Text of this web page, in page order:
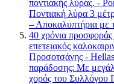
ποντιακής λύρας. -
Ποντιακή λύρα 3
– Αποκαλυπτήρια με
40 χρόνια
επετειακός
Προσοτσάνης -
παράδοσης: Με
χορός του Συλλόγου